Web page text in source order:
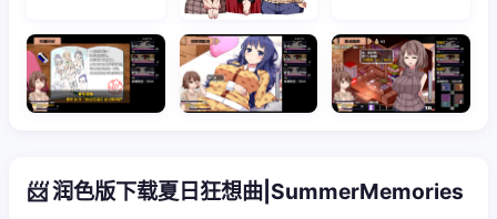
📨 润色版下载夏日狂想曲|SummerMemories